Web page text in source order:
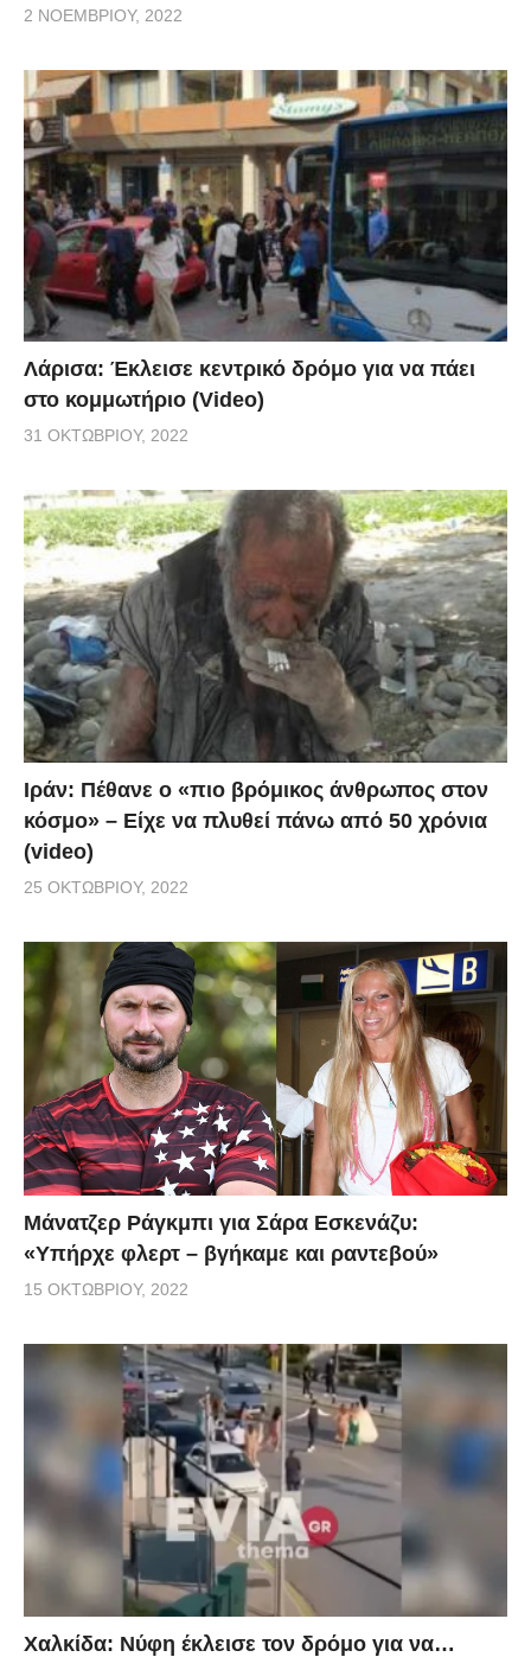
2 ΝΟΕΜΒΡΊΟΥ, 2022
Λάρισα: Έκλεισε κεντρικό δρόμο για να πάει
στο κομμωτήριο (Video)
31 ΟΚΤΩΒΡΊΟΥ, 2022
Ιράν: Πέθανε ο «πιο βρόμικος άνθρωπος στον
κόσμο» – Είχε να πλυθεί πάνω από 50 χρόνια
(video)
25 ΟΚΤΩΒΡΊΟΥ, 2022
Μάνατζερ Ράγκμπι για Σάρα Εσκενάζυ:
«Υπήρχε φλερτ – βγήκαμε και ραντεβού»
15 ΟΚΤΩΒΡΊΟΥ, 2022
Χαλκίδα: Νύφη έκλεισε τον δρόμο για να…